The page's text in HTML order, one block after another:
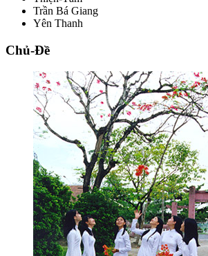
Trần Bá Giang
Yên Thanh
Chủ-Đề